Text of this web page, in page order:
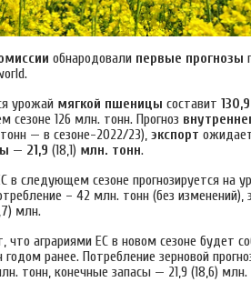
обнародовали первые прогнозы
урожай мягкой пшеницы составит
126 млн. тонн. Прогноз
— в сезоне-2022/23), экспорт
— 21,9 (18,1) млн. тонн.
в следующем сезоне прогнозируется на
– 42 млн. тонн (без изменений),
млн.
аграриями ЕС в новом сезоне будет
ранее. Потребление зерновой
тонн, конечные запасы — 21,9 (18,6) млн.